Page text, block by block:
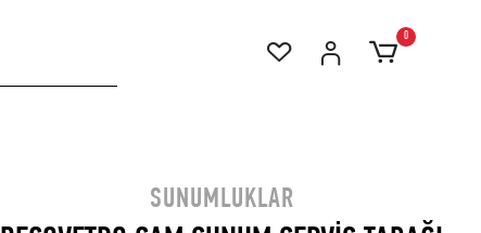
0
SUNUMLUKLAR